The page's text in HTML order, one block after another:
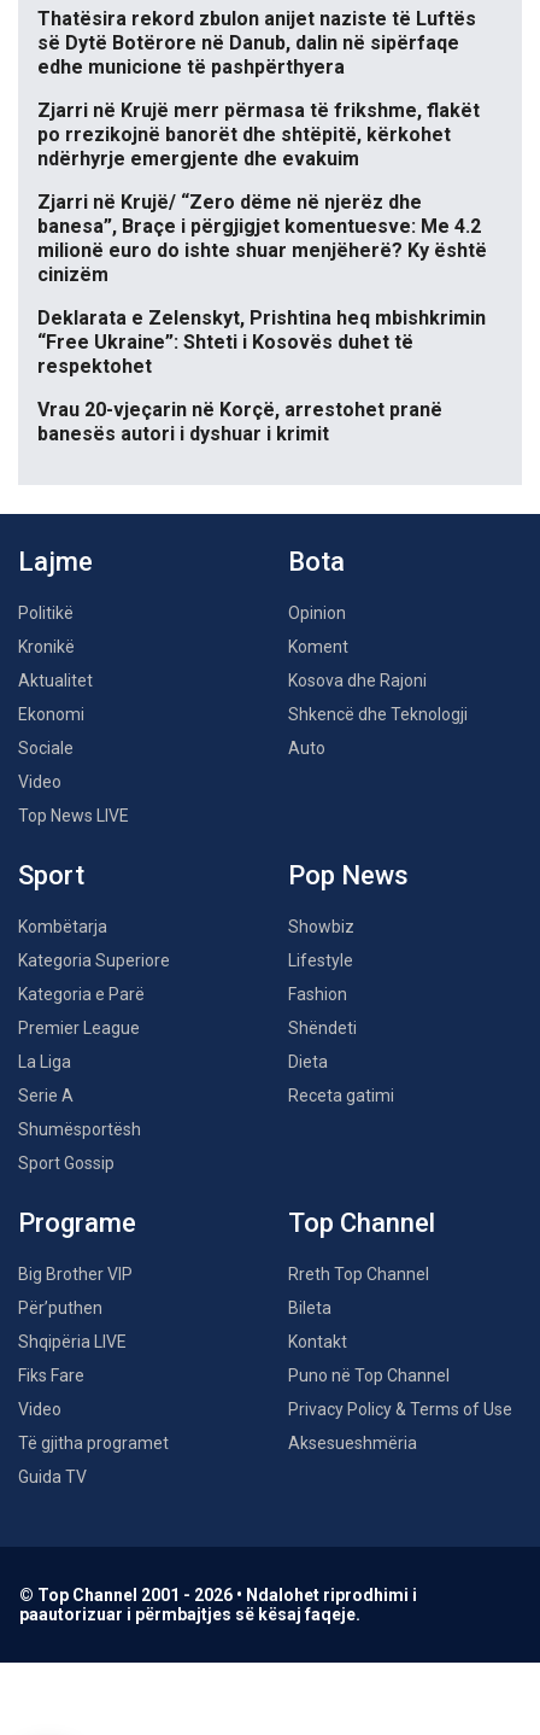
Thatësira rekord zbulon anijet naziste të Luftës
së Dytë Botërore në Danub, dalin në sipërfaqe
edhe municione të pashpërthyera
Zjarri në Krujë merr përmasa të frikshme, flakët
po rrezikojnë banorët dhe shtëpitë, kërkohet
ndërhyrje emergjente dhe evakuim
Zjarri në Krujë/ “Zero dëme në njerëz dhe
banesa”, Braçe i përgjigjet komentuesve: Me 4.2
milionë euro do ishte shuar menjëherë? Ky është
cinizëm
Deklarata e Zelenskyt, Prishtina heq mbishkrimin
“Free Ukraine”: Shteti i Kosovës duhet të
respektohet
Vrau 20-vjeçarin në Korçë, arrestohet pranë
banesës autori i dyshuar i krimit
Lajme
Politikë
Kronikë
Aktualitet
Ekonomi
Sociale
Video
Top News LIVE
Bota
Opinion
Koment
Kosova dhe Rajoni
Shkencë dhe Teknologji
Auto
Sport
Kombëtarja
Kategoria Superiore
Kategoria e Parë
Premier League
La Liga
Serie A
Shumësportësh
Sport Gossip
Pop News
Showbiz
Lifestyle
Fashion
Shëndeti
Dieta
Receta gatimi
Programe
Big Brother VIP
Për’puthen
Shqipëria LIVE
Fiks Fare
Video
Të gjitha programet
Guida TV
Top Channel
Rreth Top Channel
Bileta
Kontakt
Puno në Top Channel
Privacy Policy & Terms of Use
Aksesueshmëria
© Top Channel 2001 - 2026 • Ndalohet riprodhimi i
paautorizuar i përmbajtjes së kësaj faqeje.